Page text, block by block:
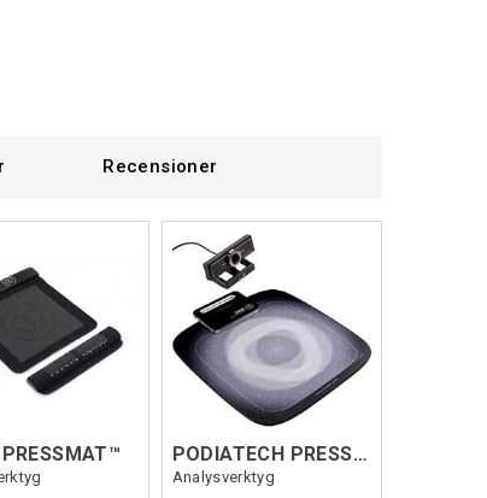
Recensioner
PODIATECH PRESSCAM V5.0
Analysverktyg